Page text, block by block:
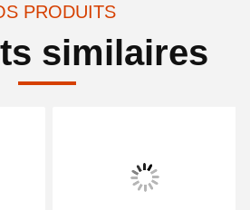
PRODUITS
similaires